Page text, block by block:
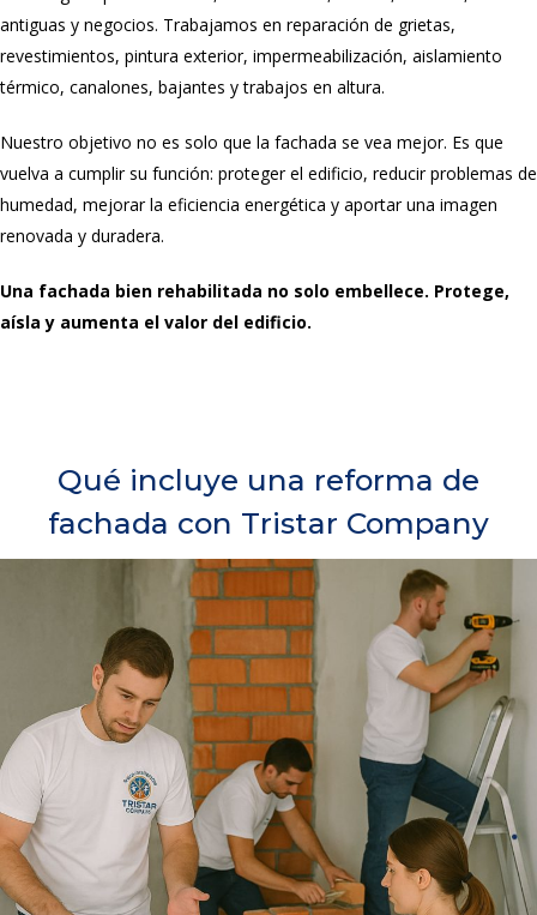
antiguas y negocios. Trabajamos en reparación de grietas,
revestimientos, pintura exterior, impermeabilización, aislamiento
térmico, canalones, bajantes y trabajos en altura.
Nuestro objetivo no es solo que la fachada se vea mejor. Es que
vuelva a cumplir su función: proteger el edificio, reducir problemas de
humedad, mejorar la eficiencia energética y aportar una imagen
renovada y duradera.
Una fachada bien rehabilitada no solo embellece. Protege,
aísla y aumenta el valor del edificio.
Qué incluye una reforma de
fachada con Tristar Company